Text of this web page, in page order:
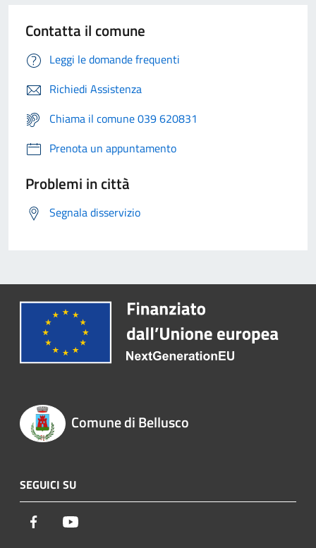
Contatta il comune
Leggi le domande frequenti
Richiedi Assistenza
Chiama il comune 039 620831
Prenota un appuntamento
Problemi in città
Segnala disservizio
Comune di Bellusco
SEGUICI SU
Facebook